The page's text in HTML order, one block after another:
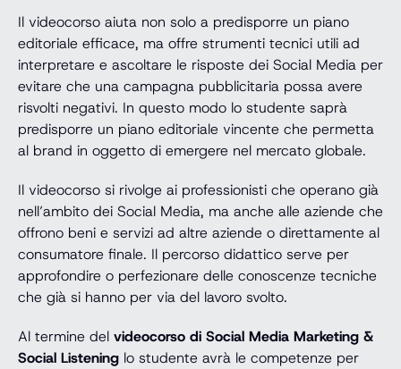
Il videocorso aiuta non solo a predisporre un piano
editoriale efficace, ma offre strumenti tecnici utili ad
interpretare e ascoltare le risposte dei Social Media per
evitare che una campagna pubblicitaria possa avere
risvolti negativi. In questo modo lo studente saprà
predisporre un piano editoriale vincente che permetta
al brand in oggetto di emergere nel mercato globale.
Il videocorso si rivolge ai professionisti che operano già
nell’ambito dei Social Media, ma anche alle aziende che
offrono beni e servizi ad altre aziende o direttamente al
consumatore finale. Il percorso didattico serve per
approfondire o perfezionare delle conoscenze tecniche
che già si hanno per via del lavoro svolto.
Al termine del videocorso di Social Media Marketing &
Social Listening lo studente avrà le competenze per